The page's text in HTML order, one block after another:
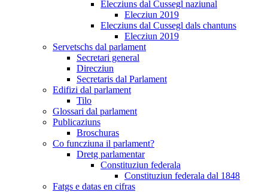
Elecziuns dal Cussegl naziunal
Elecziun 2019
Elecziuns dal Cussegl dals chantuns
Elecziun 2019
Servetschs dal parlament
Secretari general
Direcziun
Secretaris dal Parlament
Edifizi dal parlament
Tilo
Glossari dal parlament
Publicaziuns
Broschuras
Co funcziuna il parlament?
Dretg parlamentar
Constituziun federala
Constituziun federala dal 1848
Fatgs e datas en cifras